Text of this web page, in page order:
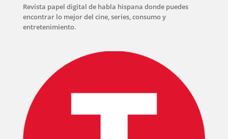
INICIO
PELICULAS
TECNOVITOS
Revista papel digital de habla hispana donde puedes
encontrar lo mejor del cine, series, consumo y
entretenimiento.